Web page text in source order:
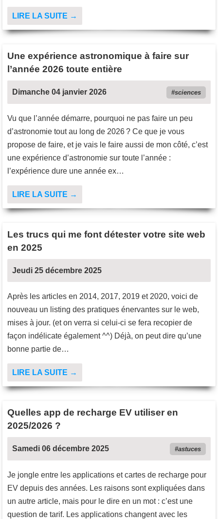
LIRE LA SUITE →
Une expérience astronomique à faire sur
l’année 2026 toute entière
Dimanche 04 janvier 2026 sciences
Vu que l’année démarre, pourquoi ne pas faire un peu
d’astronomie tout au long de 2026 ? Ce que je vous
propose de faire, et je vais le faire aussi de mon côté, c’est
une expérience d’astronomie sur toute l’année :
l’expérience dure une année ex…
LIRE LA SUITE →
Les trucs qui me font détester votre site web
en 2025
Jeudi 25 décembre 2025
Après les articles en 2014, 2017, 2019 et 2020, voici de
nouveau un listing des pratiques énervantes sur le web,
mises à jour. (et on verra si celui-ci se fera recopier de
façon indélicate également ^^) Déjà, on peut dire qu’une
bonne partie de…
LIRE LA SUITE →
Quelles app de recharge EV utiliser en
2025/2026 ?
Samedi 06 décembre 2025 astuces
Je jongle entre les applications et cartes de recharge pour
EV depuis des années. Les raisons sont expliquées dans
un autre article, mais pour le dire en un mot : c’est une
question de tarif. Les applications changent avec les